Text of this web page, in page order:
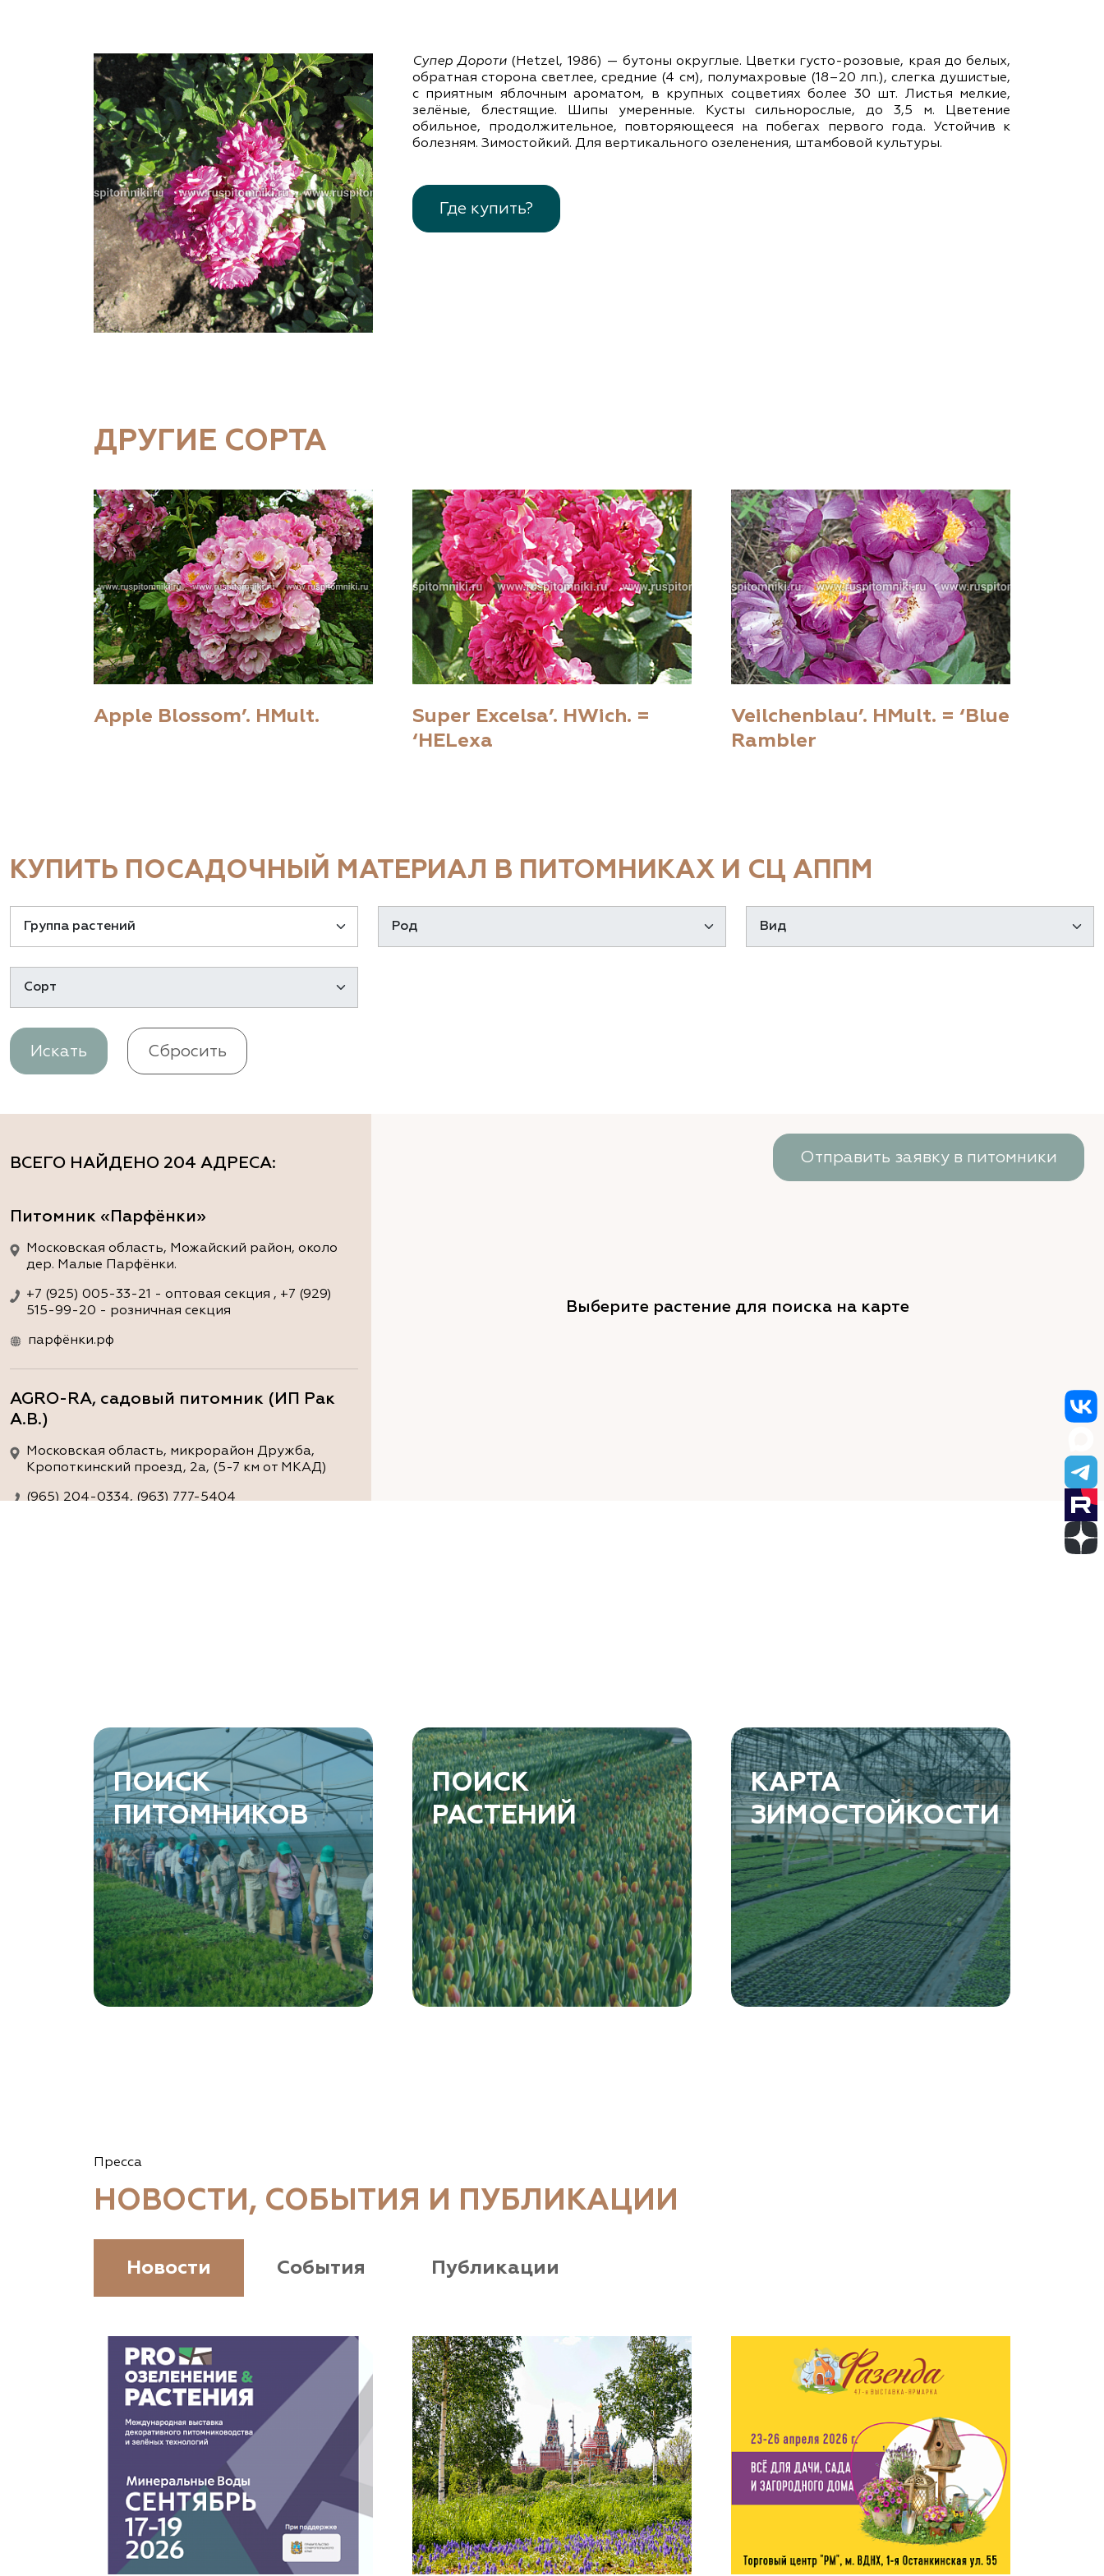
Региональные
представительства
Супер Дороти (Hetzel, 1986) — бутоны округлые. Цветки густо-розовые, края до белых,
обратная сторона светлее, средние (4 см), полумахровые (18–20 лп.), слегка душистые,
с приятным яблочным ароматом, в крупных соцветиях более 30 шт. Листья мелкие,
зелёные, блестящие. Шипы умеренные. Кусты сильнорослые, до 3,5 м. Цветение
обильное, продолжительное, повторяющееся на побегах первого года. Устойчив к
болезням. Зимостойкий. Для вертикального озеленения, штамбовой культуры.
Где купить?
ДРУГИЕ СОРТА
Apple Blossom’. HMult.
Super Excelsa’. НWich. =
‘HELexa
Veilchenblau’. HMult. = ‘Blue
Rambler
КУПИТЬ ПОСАДОЧНЫЙ МАТЕРИАЛ В ПИТОМНИКАХ И СЦ АППМ
Искать Сбросить
ВСЕГО НАЙДЕНО 204 АДРЕСА:
Питомник «Парфёнки»
Московская область, Можайский район, около
дер. Малые Парфёнки.
+7 (925) 005-33-21 - оптовая секция , +7 (929)
515-99-20 - розничная секция
парфёнки.рф
AGRO-RA, садовый питомник (ИП Рак
А.В.)
Московская область, микрорайон Дружба,
Кропоткинский проезд, 2а, (5-7 км от МКАД)
(965) 204-0334, (963) 777-5404
ArtGreen (питомник декоративных
растений, АртГрин)
Ростовская область, Ростов-на-Дону,
Левобережная ул, дом № 37
8 966 206 7222
www.art-green.ru
Garden Group, ООО «Девелопмент Груп»
Томская область, Томский р-н, посёлок
Ветеран-4, СНТ Снабженец
Гомельская область, Гомельский р-н, с/с
Прибытковский, д. Климовка, ул. Совхозная 2-я,
Ташкентская область, Зангиатинский р-н, ул.
Канимаева, д. 9
«ЁЛЫ-ПАЛЫ», питомник декоративных
Самарская область, с. Подстепки, ул.
Фермерская 14 А
www.yoly-paly.ru
Отправить заявку в питомники
Выберите растение для поиска на карте
ПОИСК
ПИТОМНИКОВ
ПОИСК
РАСТЕНИЙ
КАРТА
ЗИМОСТОЙКОСТИ
Пресса
НОВОСТИ, СОБЫТИЯ И ПУБЛИКАЦИИ
Новости События Публикации